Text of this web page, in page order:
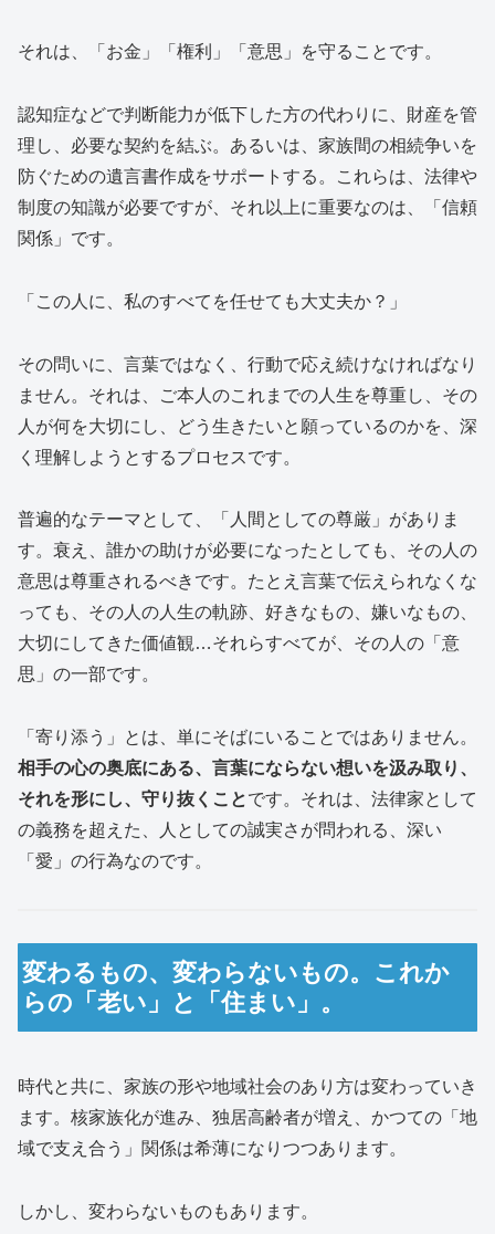
それは、「お金」「権利」「意思」を守ることです。
認知症などで判断能力が低下した方の代わりに、財産を管
理し、必要な契約を結ぶ。あるいは、家族間の相続争いを
防ぐための遺言書作成をサポートする。これらは、法律や
制度の知識が必要ですが、それ以上に重要なのは、「信頼
関係」です。
「この人に、私のすべてを任せても大丈夫か？」
その問いに、言葉ではなく、行動で応え続けなければなり
ません。それは、ご本人のこれまでの人生を尊重し、その
人が何を大切にし、どう生きたいと願っているのかを、深
く理解しようとするプロセスです。
普遍的なテーマとして、「人間としての尊厳」がありま
す。衰え、誰かの助けが必要になったとしても、その人の
意思は尊重されるべきです。たとえ言葉で伝えられなくな
っても、その人の人生の軌跡、好きなもの、嫌いなもの、
大切にしてきた価値観…それらすべてが、その人の「意
思」の一部です。
「寄り添う」とは、単にそばにいることではありません。
相手の心の奥底にある、言葉にならない想いを汲み取り、
それを形にし、守り抜くことです。それは、法律家として
の義務を超えた、人としての誠実さが問われる、深い
「愛」の行為なのです。
変わるもの、変わらないもの。これか
らの「老い」と「住まい」。
時代と共に、家族の形や地域社会のあり方は変わっていき
ます。核家族化が進み、独居高齢者が増え、かつての「地
域で支え合う」関係は希薄になりつつあります。
しかし、変わらないものもあります。